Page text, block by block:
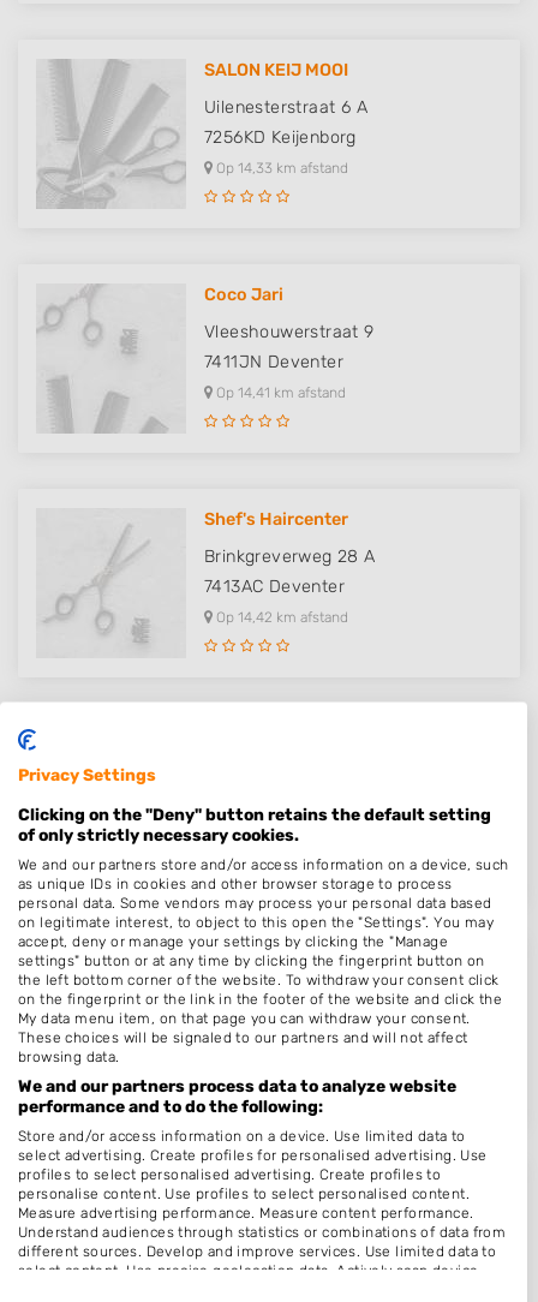
SALON KEIJ MOOI
Uilenesterstraat 6 A
7256KD Keijenborg
Op 14,33 km afstand
Coco Jari
Vleeshouwerstraat 9
7411JN Deventer
Op 14,41 km afstand
Shef's Haircenter
Brinkgreverweg 28 A
7413AC Deventer
Op 14,42 km afstand
7411LB Deventer
Op 14,60 km afstand
Kapsalon A New Look
Van Hetenstraat 63 A
7415TT Deventer
Sher kapper twello
van Ghentstraat 17
7391CR Twello
Privacy Settings
Clicking on the "Deny" button retains the default setting
of only strictly necessary cookies.
We and our partners store and/or access information on a device, such
as unique IDs in cookies and other browser storage to process
personal data. Some vendors may process your personal data based
on legitimate interest, to object to this open the "Settings". You may
accept, deny or manage your settings by clicking the "Manage
settings" button or at any time by clicking the fingerprint button on
the left bottom corner of the website. To withdraw your consent click
on the fingerprint or the link in the footer of the website and click the
My data menu item, on that page you can withdraw your consent.
These choices will be signaled to our partners and will not affect
browsing data.
We and our partners process data to analyze website
performance and to do the following:
Store and/or access information on a device. Use limited data to
select advertising. Create profiles for personalised advertising. Use
profiles to select personalised advertising. Create profiles to
personalise content. Use profiles to select personalised content.
Measure advertising performance. Measure content performance.
Understand audiences through statistics or combinations of data from
different sources. Develop and improve services. Use limited data to
select content. Use precise geolocation data. Actively scan device